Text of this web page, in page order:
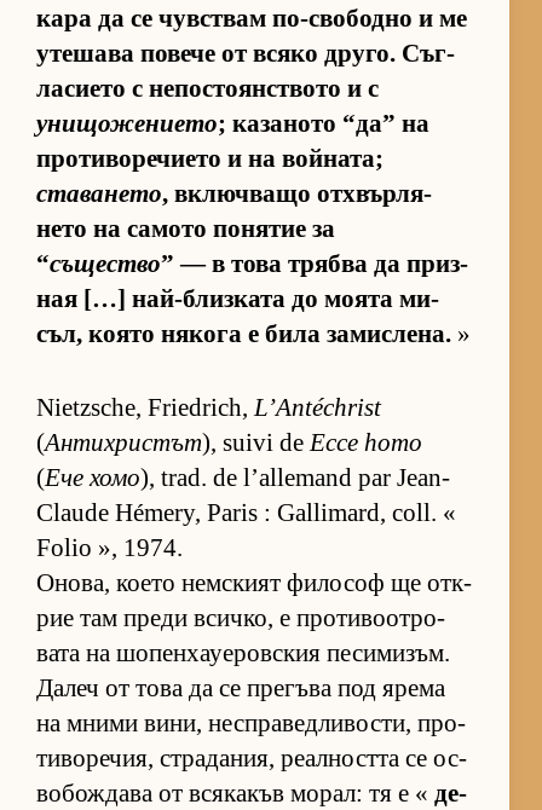
кара да се чув­с­т­вам по-сво­бодно и ме
уте­шава по­вече от всяко дру­го. Съг­
ла­си­ето с не­пос­то­ян­с­т­вото и с
унищожението; ка­за­ното “да” на
про­ти­во­ре­чи­ето и на вой­на­та;
ставането, включ­ващо от­х­вър­ля­
нето на са­мото по­ня­тие за
“същество” — в това трябва да приз­
ная […] най-близ­ката до мо­ята ми­
съл, ко­ято ня­кога е била за­мис­ле­на. »
Nietzsche, Friedrich,L’Antéchrist
(Антихристът), suivi deEcce homo
(Ече хомо), trad. de l’allemand par Jean-
Claude Hémery, Paris : Gallimard, coll. «
Folio », 1974.
Оно­ва, ко­ето нем­с­кият фи­ло­соф ще от­к­
рие там преди всич­ко, е про­ти­во­от­ро­
вата на шо­пен­ха­уе­ров­с­кия пе­си­ми­зъм.
Да­леч от това да се пре­гъва под ярема
на мними ви­ни, нес­п­ра­вед­ли­вос­ти, про­
ти­во­ре­чия, стра­да­ния, ре­ал­ността се ос­
во­бож­дава от вся­ка­къв мо­рал: тя е « де­